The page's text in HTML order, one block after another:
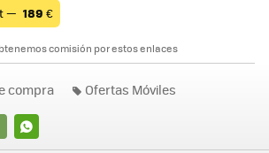
— 189 €
comisión por estos enlaces
compra Ofertas Móviles